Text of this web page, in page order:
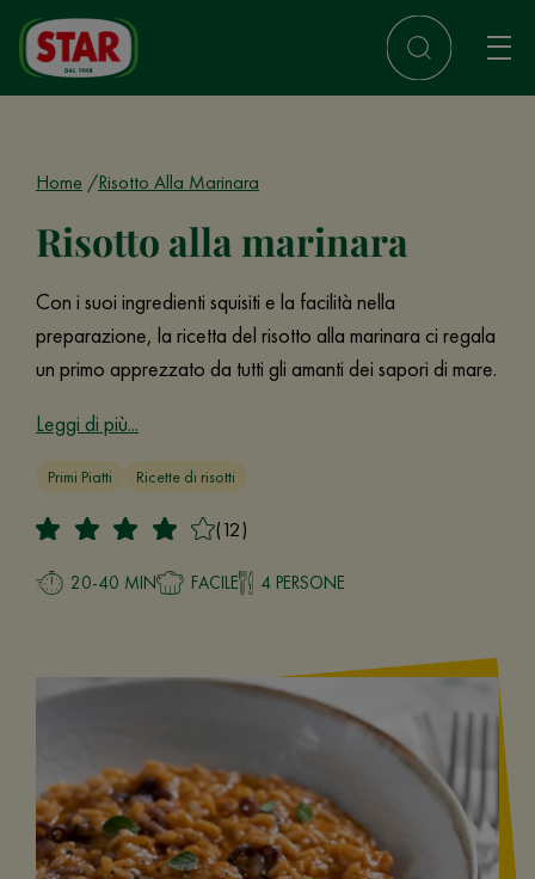
Home Risotto Alla Marinara
Risotto alla marinara
Con i suoi ingredienti squisiti e la facilità nella
preparazione, la ricetta del risotto alla marinara ci regala
un primo apprezzato da tutti gli amanti dei sapori di mare.
Leggi di più...
Primi Piatti Ricette di risotti
(12)
20-40 MIN FACILE 4 PERSONE